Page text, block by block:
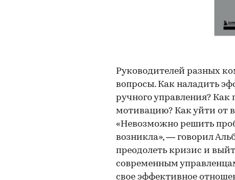
Руководителей разных
вопросы. Как наладить
ручного управления?
мотивацию? Как уйти от
«Невозможно решить
возникла», — говорил
преодолеть кризис и
современным
свое эффективное